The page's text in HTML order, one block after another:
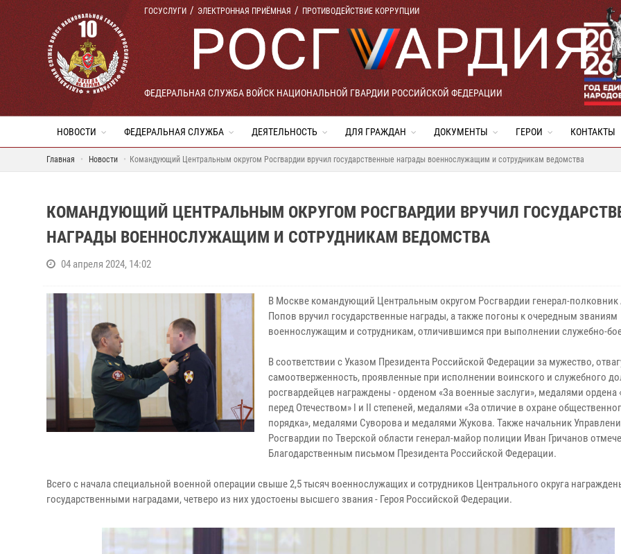
ГОСУСЛУГИ ЭЛЕКТРОННАЯ ПРИЁМНАЯ ПРОТИВОДЕЙСТВИЕ КОРРУПЦИИ
ФЕДЕРАЛЬНАЯ СЛУЖБА ВОЙСК НАЦИОНАЛЬНОЙ ГВАРДИИ РОССИЙСКОЙ ФЕДЕРАЦИИ
НОВОСТИ ФЕДЕРАЛЬНАЯ СЛУЖБА ДЕЯТЕЛЬНОСТЬ ДЛЯ ГРАЖДАН ДОКУМЕНТЫ ГЕРОИ КОНТАКТЫ
Главная Новости Командующий Центральным округом Росгвардии вручил государственные награды военнослужащим и сотрудникам ведомства
КОМАНДУЮЩИЙ ЦЕНТРАЛЬНЫМ ОКРУГОМ РОСГВАРДИИ ВРУЧИЛ
НАГРАДЫ ВОЕННОСЛУЖАЩИМ И СОТРУДНИКАМ ВЕДОМСТВА
04 апреля 2024, 14:02
В Москве командующий Центральным округом Росгвардии генерал-полковник
Попов вручил государственные награды, а также погоны к очередным званиям
военнослужащим и сотрудникам, отличившимся при выполнении служебно-
В соответствии с Указом Президента Российской Федерации за мужество,
самоотверженность, проявленные при исполнении воинского и служебного
росгвардейцев награждены - орденом «За военные заслуги», медалями ордена
перед Отечеством» I и II степеней, медалями «За отличие в охране
порядка», медалями Суворова и медалями Жукова. Также начальник
Росгвардии по Тверской области генерал-майор полиции Иван Гричанов
Благодарственным письмом Президента Российской Федерации.
Всего с начала специальной военной операции свыше 2,5 тысяч военнослужащих и сотрудников Центрального округа
государственными наградами, четверо из них удостоены высшего звания - Героя Российской Федерации.